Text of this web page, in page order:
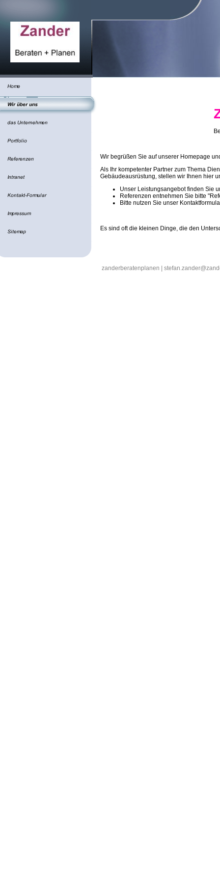
Wir begrüßen Sie auf unserer Homepage
Als Ihr kompetenter Partner zum Thema
Gebäudeausrüstung, stellen wir Ihnen hier
Unser Leistungsangebot finden Sie
Referenzen entnehmen Sie bitte
Bitte nutzen Sie unser
Es sind oft die kleinen Dinge, die den
zanderberatenplanen |